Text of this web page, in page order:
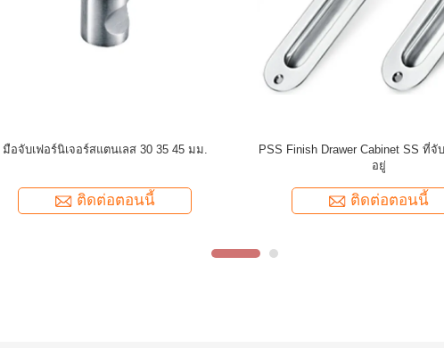
เครื่องเชื่อมท่อสี่เหลี่ยมสแตนเลสแบบโมเดิร์น
ติดต่อตอนนี้
ขายร้อน สแตนเลสรูปแบบ T 3 ทาง
องศา Tube Elbow สําหรับ
ติดต่อตอนนี้